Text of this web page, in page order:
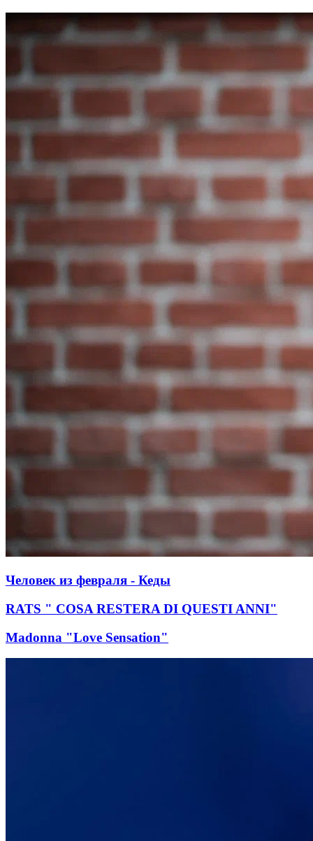
Человек из февраля - Кеды
RATS " COSA RESTERA DI QUESTI ANNI"
Madonna "Love Sensation"